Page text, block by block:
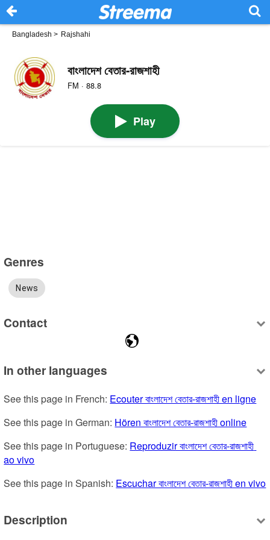
Bangladesh > Rajshahi
বাংলাদেশ বেতার-রাজশাহী
FM · 88.8
Play
Genres
News
Contact
In other languages
See this page in French: Ecouter বাংলাদেশ বেতার-রাজশাহী en ligne
See this page in German: Hören বাংলাদেশ বেতার-রাজশাহী online
See this page in Portuguese: Reproduzir বাংলাদেশ বেতার-রাজশাহী
ao vivo
See this page in Spanish: Escuchar বাংলাদেশ বেতার-রাজশাহী en vivo
Description